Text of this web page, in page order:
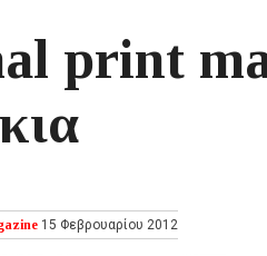
print
15 Φεβρουαρίου 2012